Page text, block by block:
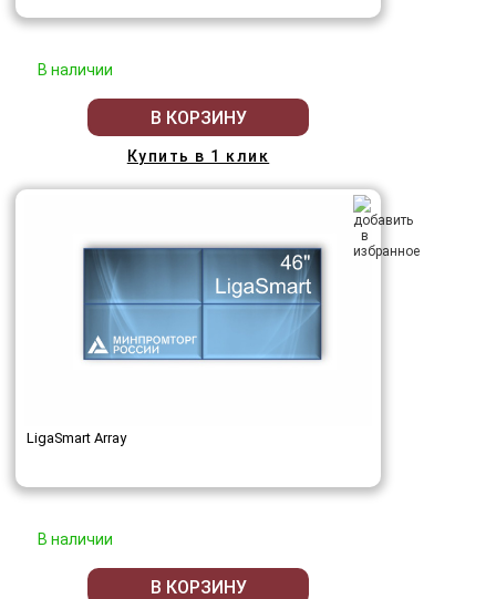
В наличии
В КОРЗИНУ
Купить в 1 клик
LigaSmart Array
В наличии
В КОРЗИНУ